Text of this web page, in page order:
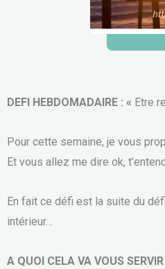
DEFI HEBDOMADAIRE : « Etre
Pour cette semaine, je vous
Et vous allez me dire ok,
En fait ce défi est la suite du
intérieur…
A QUOI CELA VA VOUS